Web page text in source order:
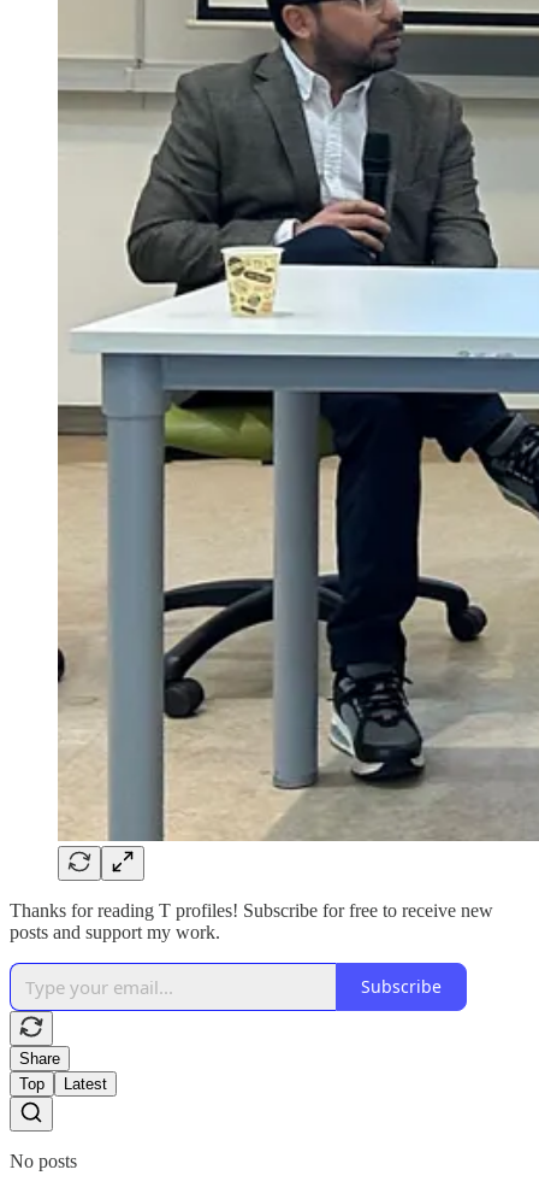
Thanks for reading T profiles! Subscribe for free to receive new
posts and support my work.
Subscribe
Share
Top
Latest
No posts